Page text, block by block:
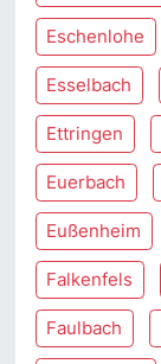
Eschenlohe
Esselbach
Ettringen
Euerbach
Eußenheim
Falkenfels
Faulbach